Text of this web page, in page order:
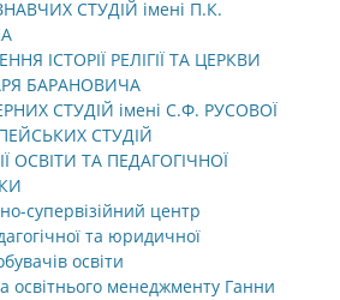
СТУДІЙ імені П.К.
ІСТОРІЇ РЕЛІГІЇ ТА ЦЕРКВИ
БАРАНОВИЧА
СТУДІЙ імені С.Ф. РУСОВОЇ
СТУДІЙ
ОСВІТИ ТА ПЕДАГОГІЧНОЇ
супервізійний центр
та юридичної
освіти
освітнього менеджменту Ганни